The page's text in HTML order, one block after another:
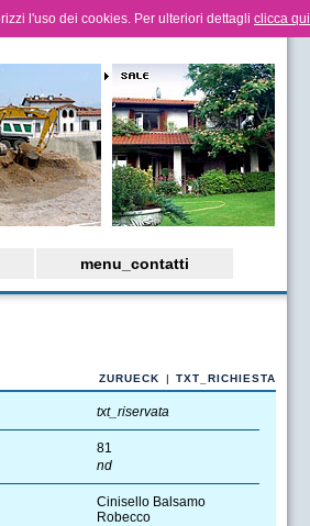
l'uso dei cookies. Per ulteriori dettagli clicca qui
menu_contatti
ZURUECK | TXT_RICHIESTA
txt_riservata
81
nd
Cinisello Balsamo
Robecco